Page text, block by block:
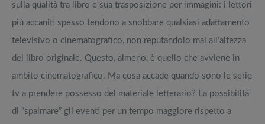
sulla qualità tra libro e sua trasposizione per immagini: i lettori
più accaniti spesso tendono a snobbare qualsiasi adattamento
televisivo o cinematografico, non reputandolo mai all’altezza
del libro originale. Questo, almeno, è quello che avviene in
ambito cinematografico. Ma cosa accade quando sono le serie
tv a prendere possesso del materiale letterario? La possibilità
di “spalmare” gli eventi per un tempo maggiore rispetto a